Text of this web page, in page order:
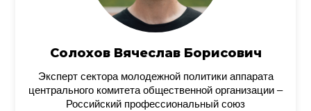
Солохов Вячеслав Борисович
Эксперт сектора молодежной политики аппарата
центрального комитета общественной организации –
Российский профессиональный союз